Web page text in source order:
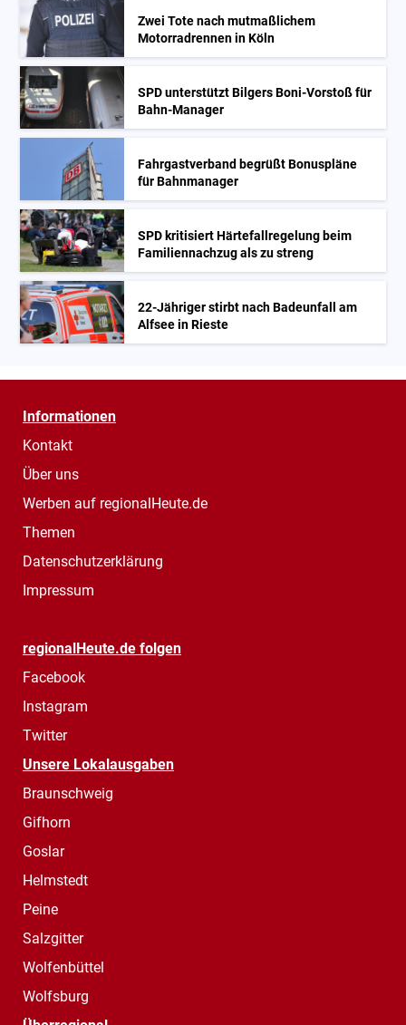
Zwei Tote nach mutmaßlichem
Motorradrennen in Köln
SPD unterstützt Bilgers Boni-Vorstoß für
Bahn-Manager
Fahrgastverband begrüßt Bonuspläne
für Bahnmanager
SPD kritisiert Härtefallregelung beim
Familiennachzug als zu streng
22-Jähriger stirbt nach Badeunfall am
Alfsee in Rieste
Informationen
Kontakt
Über uns
Werben auf regionalHeute.de
Themen
Datenschutzerklärung
Impressum
regionalHeute.de folgen
Facebook
Instagram
Twitter
Unsere Lokalausgaben
Braunschweig
Gifhorn
Goslar
Helmstedt
Peine
Salzgitter
Wolfenbüttel
Wolfsburg